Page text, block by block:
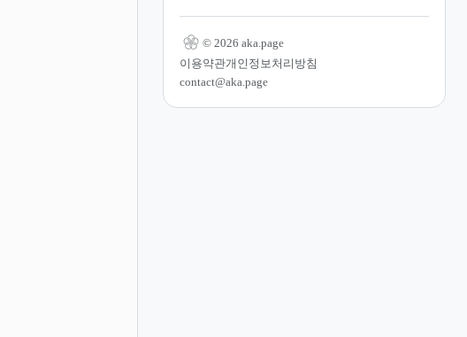
© 2026 aka.page
이용약관개인정보처리방침
contact@aka.page